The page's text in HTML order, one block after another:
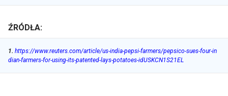
ŹRÓDŁA:
1. https://www.reuters.com/article/us-india-pepsi-farmers/pepsico-sues-four-in
dian-farmers-for-using-its-patented-lays-potatoes-idUSKCN1S21EL